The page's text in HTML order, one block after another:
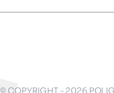
© COPYRIGHT - 2026